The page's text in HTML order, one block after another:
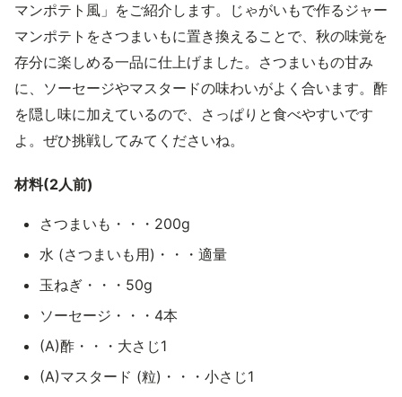
マンポテト風」をご紹介します。じゃがいもで作るジャー
マンポテトをさつまいもに置き換えることで、秋の味覚を
存分に楽しめる一品に仕上げました。さつまいもの甘み
に、ソーセージやマスタードの味わいがよく合います。酢
を隠し味に加えているので、さっぱりと食べやすいです
よ。ぜひ挑戦してみてくださいね。
材料(2人前)
さつまいも・・・200g
水 (さつまいも用)・・・適量
玉ねぎ・・・50g
ソーセージ・・・4本
(A)酢・・・大さじ1
(A)マスタード (粒)・・・小さじ1